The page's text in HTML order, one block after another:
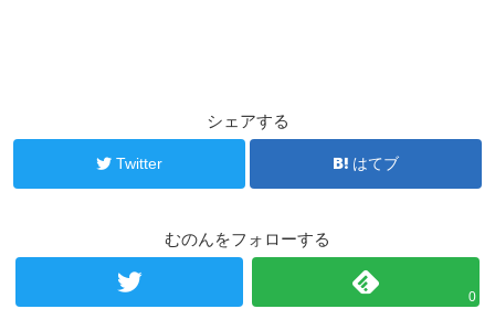
シェアする
Twitter はてブ
むのんをフォローする
0